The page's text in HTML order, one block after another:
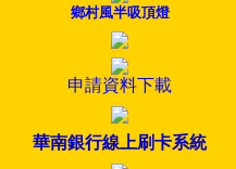
鄉村風半吸頂燈
申請資料下載
華南銀行線上刷卡系統